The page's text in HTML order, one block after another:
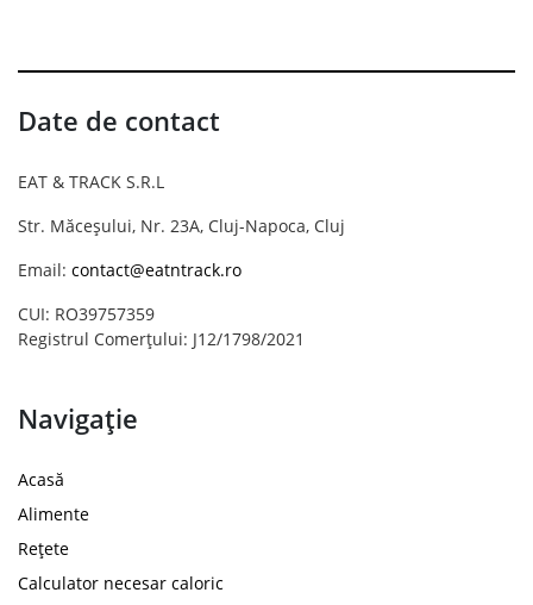
Date de contact
EAT & TRACK S.R.L
Str. Măceșului, Nr. 23A, Cluj-Napoca, Cluj
Email: contact@eatntrack.ro
CUI: RO39757359
Registrul Comerțului: J12/1798/2021
Navigație
Acasă
Alimente
Rețete
Calculator necesar caloric